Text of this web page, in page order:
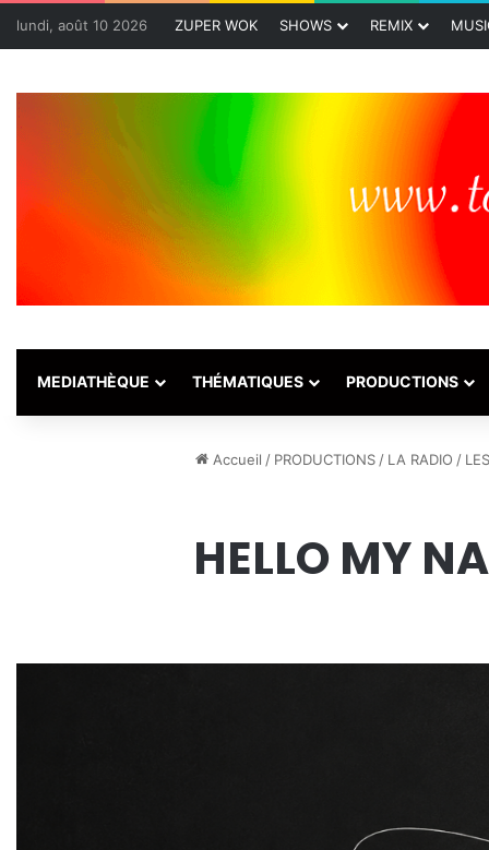
lundi, août 10 2026 ZUPER WOK SHOWS REMIX
MEDIATHÈQUE THÉMATIQUES PRODUCTIONS
Accueil / PRODUCTIONS / LA RADIO /
HELLO MY